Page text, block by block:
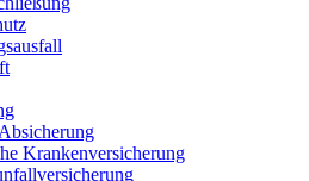
Krankenversicherung